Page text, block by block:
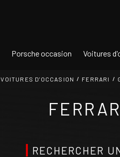
Porsche occasion Voitures
VOITURES D'OCCASION FERRARI
RECHERCHER